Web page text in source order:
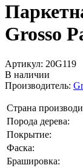
Grosso
Артикул: 20G119
В наличии
Производитель:
Страна
Порода дерева:
Покрытие:
Фаска:
Брашировка: